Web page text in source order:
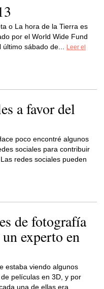
o La hora de la Tierra es
por el World Wide Fund
sábado de...
Leer el
a favor del
poco encontré algunos
sociales para contribuir
redes sociales pueden
de fotografía
experto en
estaba viendo algunos
películas en 3D, y por
una de ellas era